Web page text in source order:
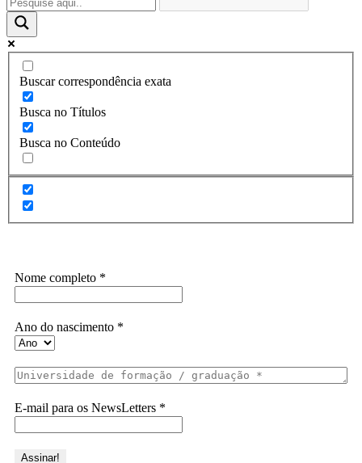
Buscar correspondência exata
Busca no Títulos
Busca no Conteúdo
Nome completo *
Ano do nascimento *
E-mail para os NewsLetters *